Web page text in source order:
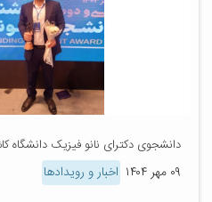
دانشجوی دکترای نانو فیزیک
۰۹ مهر ۱۴۰۴ اخبار و رویدادها